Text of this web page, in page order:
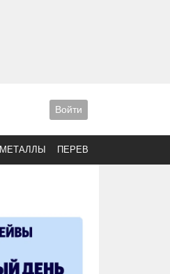
Войти
МЕТАЛЛЫ ПЕРЕВОДЫ